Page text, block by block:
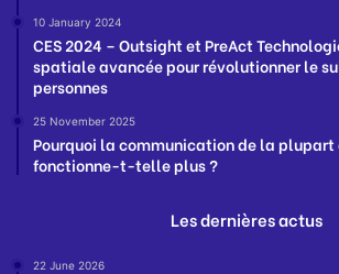
10 January 2024
CES 2024 – Outsight et PreAct
spatiale avancée pour révolutionner le
personnes
25 November 2025
Pourquoi la communication de la plupart
fonctionne-t-telle plus ?
Les dernières actus
22 June 2026